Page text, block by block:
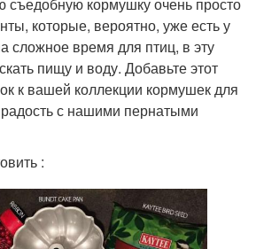
которые, вероятно, уже есть у
сложное время для птиц, в эту
пищу и воду. Добавьте этот
к вашей коллекции кормушек для
радость с нашими пернатыми
: